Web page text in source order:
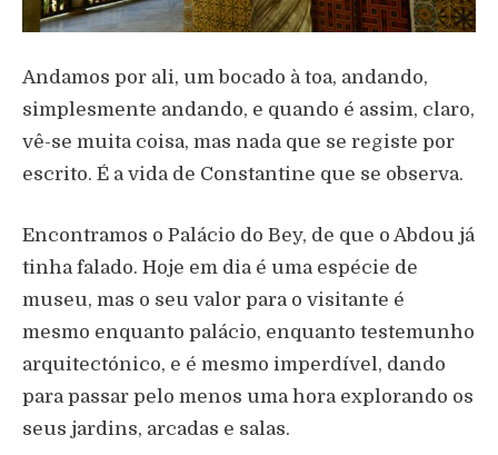
Andamos por ali, um bocado à toa, andando,
simplesmente andando, e quando é assim, claro,
vê-se muita coisa, mas nada que se registe por
escrito. É a vida de Constantine que se observa.
Encontramos o Palácio do Bey, de que o Abdou já
tinha falado. Hoje em dia é uma espécie de
museu, mas o seu valor para o visitante é
mesmo enquanto palácio, enquanto testemunho
arquitectónico, e é mesmo imperdível, dando
para passar pelo menos uma hora explorando os
seus jardins, arcadas e salas.